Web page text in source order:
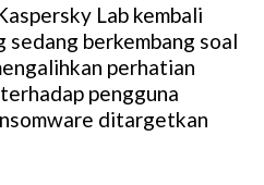
Lab kembali
sedang berkembang soal
perhatian
pengguna
ditargetkan